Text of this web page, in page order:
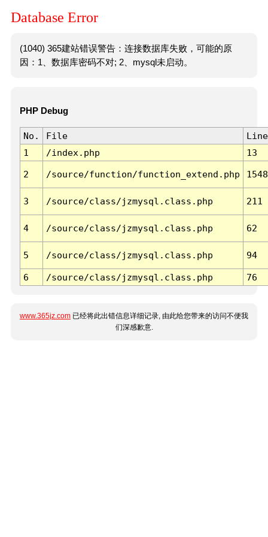
Database Error
(1040) 365建站错误警告：连接数据库失败，可能的原
因：1、数据库密码不对; 2、mysql未启动。
PHP Debug
No. File
Line
1
/index.php 13
2 /source/function/function_extend.php 1548
3 /source/class/jzmysql.class.php 211
4 /source/class/jzmysql.class.php 62
5 /source/class/jzmysql.class.php 94
6 /source/class/jzmysql.class.php 76
www.365jz.com 已经将此出错信息详细记录, 由此给您带来的访问不便我
们深感歉意.